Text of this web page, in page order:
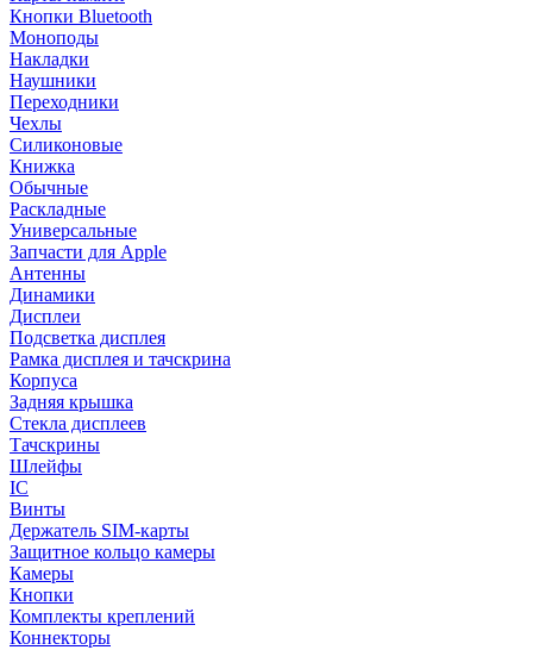
Кнопки Bluetooth
Моноподы
Накладки
Наушники
Переходники
Чехлы
Силиконовые
Книжка
Обычные
Раскладные
Универсальные
Запчасти для Apple
Антенны
Динамики
Дисплеи
Подсветка дисплея
Рамка дисплея и тачскрина
Корпуса
Задняя крышка
Стекла дисплеев
Тачскрины
Шлейфы
IC
Винты
Держатель SIM-карты
Защитное кольцо камеры
Камеры
Кнопки
Комплекты креплений
Коннекторы